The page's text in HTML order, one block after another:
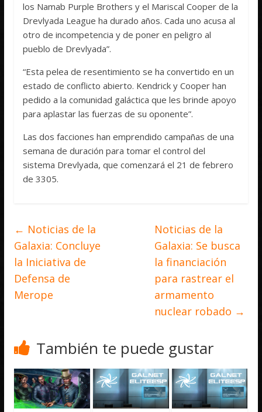
los Namab Purple Brothers y el Mariscal Cooper de la
Drevlyada League ha durado años. Cada uno acusa al
otro de incompetencia y de poner en peligro al
pueblo de Drevlyada”.
“Esta pelea de resentimiento se ha convertido en un
estado de conflicto abierto. Kendrick y Cooper han
pedido a la comunidad galáctica que les brinde apoyo
para aplastar las fuerzas de su oponente”.
Las dos facciones han emprendido campañas de una
semana de duración para tomar el control del
sistema Drevlyada, que comenzará el 21 de febrero
de 3305.
← Noticias de la
Galaxia: Concluye
la Iniciativa de
Defensa de
Merope
Noticias de la
Galaxia: Se busca
la financiación
para rastrear el
armamento
nuclear robado →
También te puede gustar